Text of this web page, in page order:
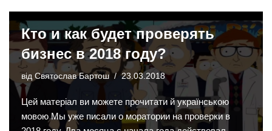
Кто и как будет проверять
бизнес в 2018 году?
від Святослав Бартош 23.03.2018
Цей матеріал ви можете прочитати й українською
мовою Мы уже писали о моратории на проверки в